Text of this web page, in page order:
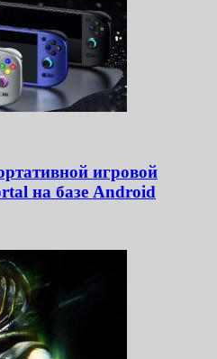
игровой
на базе Android